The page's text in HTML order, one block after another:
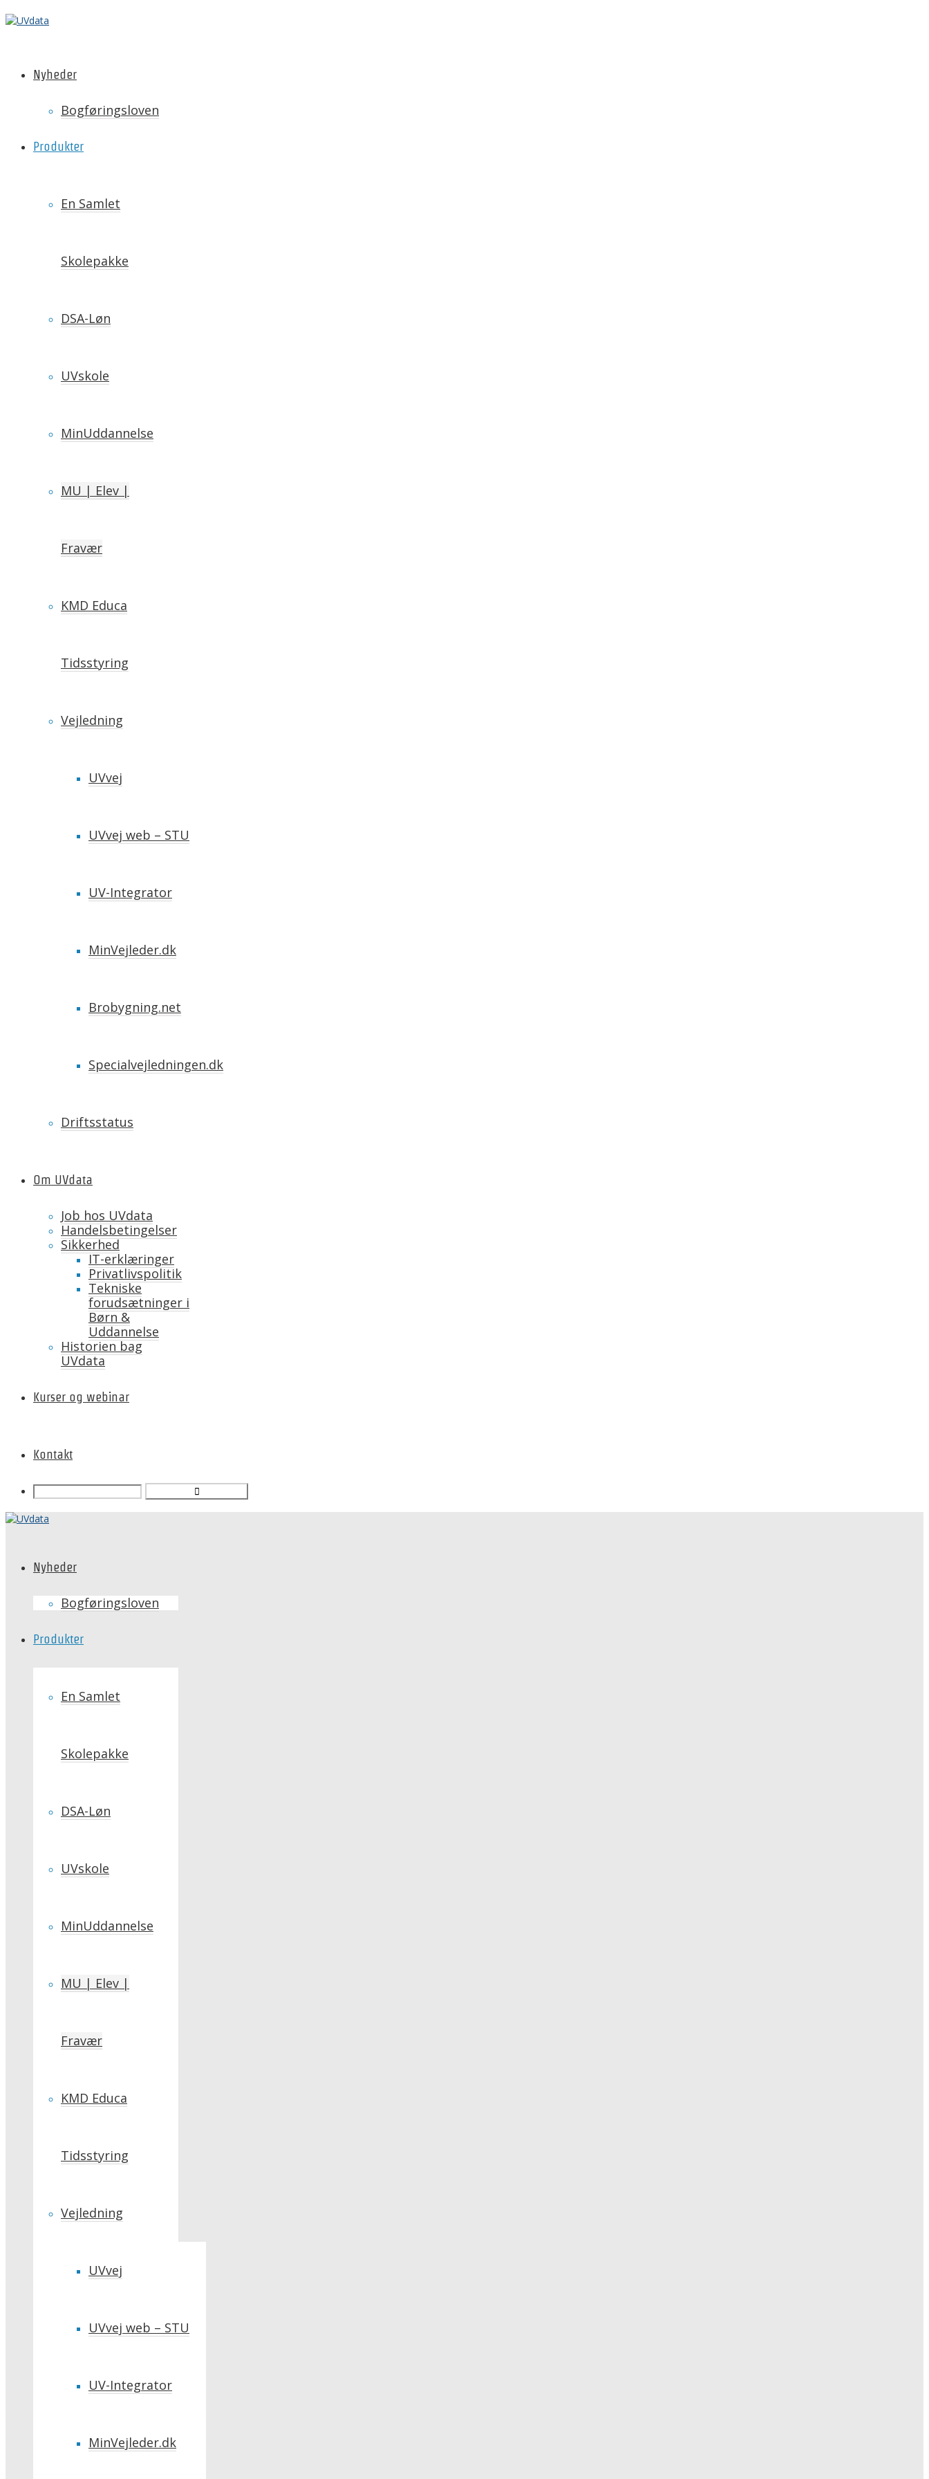
Nyheder
Bogføringsloven
Produkter
En Samlet
Skolepakke
DSA-Løn
UVskole
MinUddannelse
MU | Elev |
Fravær
KMD Educa
Tidsstyring
Vejledning
UVvej
UVvej web – STU
UV-Integrator
MinVejleder.dk
Brobygning.net
Specialvejledningen.dk
Driftsstatus
Om UVdata
Job hos UVdata
Handelsbetingelser
Sikkerhed
IT-erklæringer
Privatlivspolitik
Tekniske
forudsætninger i
Børn &
Uddannelse
Historien bag
UVdata
Kurser og webinar
Kontakt
Nyheder
Bogføringsloven
Produkter
En Samlet
Skolepakke
DSA-Løn
UVskole
MinUddannelse
MU | Elev |
Fravær
KMD Educa
Tidsstyring
Vejledning
UVvej
UVvej web – STU
UV-Integrator
MinVejleder.dk